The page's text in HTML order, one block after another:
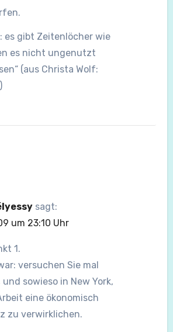
es gibt Zeitenlöcher wie
es nicht ungenutzt
(aus Christa Wolf:
sagt:
um 23:10 Uhr
1.
versuchen Sie mal
sowieso in New York,
eine ökonomisch
zu verwirklichen.